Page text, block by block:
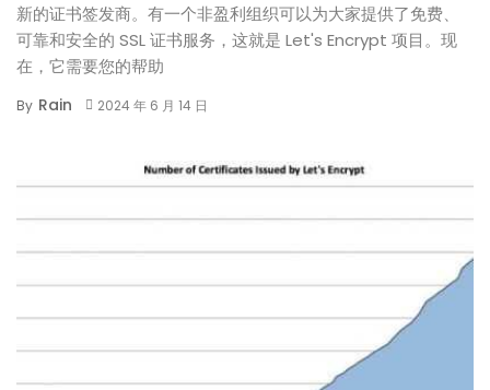
新的证书签发商。有一个非盈利组织可以为大家提供了免费、
可靠和安全的 SSL 证书服务，这就是 Let's Encrypt 项目。现
在，它需要您的帮助
By Rain 2024 年 6 月 14 日